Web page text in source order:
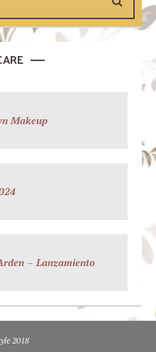
Makeup
– Lanzamiento
2018